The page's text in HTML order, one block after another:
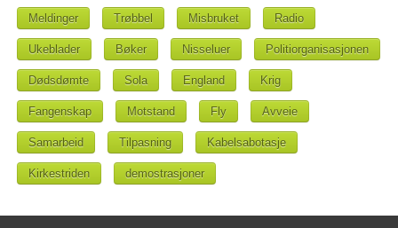
Meldinger Trøbbel Misbruket Radio
Ukeblader Bøker Nisseluer Politiorganisasjonen
Dødsdømte Sola England Krig
Fangenskap Motstand Fly Avveie
Samarbeid Tilpasning Kabelsabotasje
Kirkestriden demostrasjoner